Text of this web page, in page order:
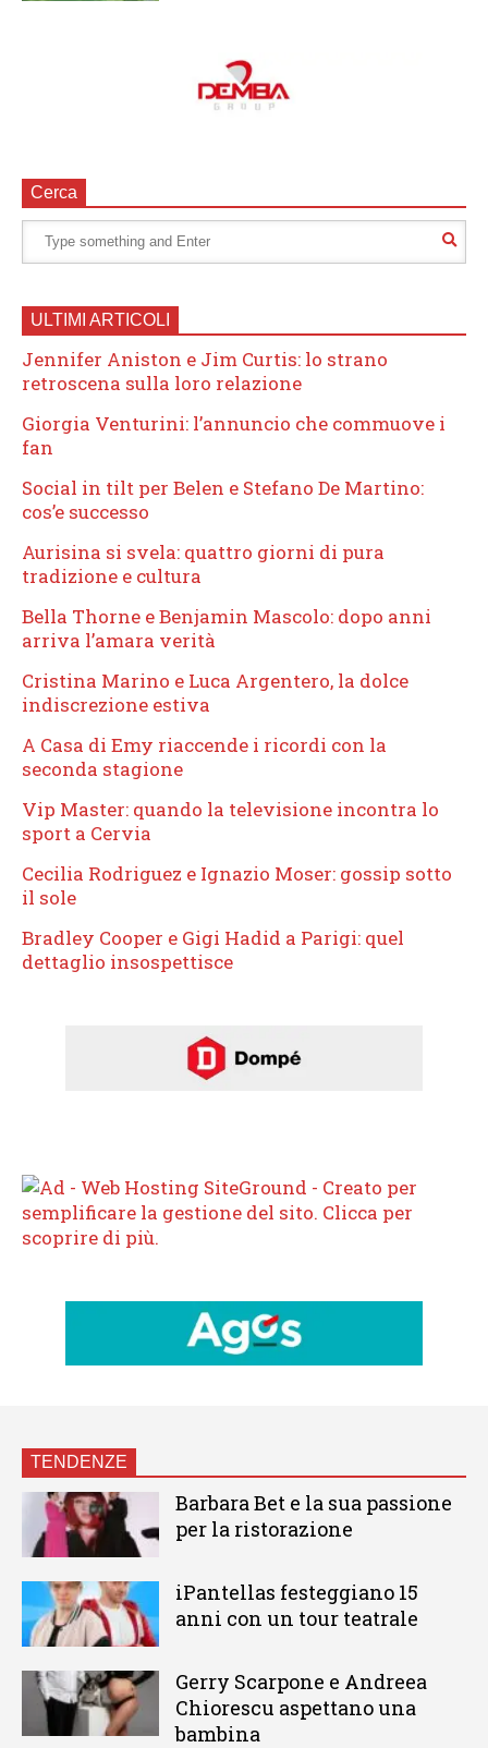
Cerca
ULTIMI ARTICOLI
Jennifer Aniston e Jim Curtis: lo strano
retroscena sulla loro relazione
Giorgia Venturini: l’annuncio che commuove i
fan
Social in tilt per Belen e Stefano De Martino:
cos’e successo
Aurisina si svela: quattro giorni di pura
tradizione e cultura
Bella Thorne e Benjamin Mascolo: dopo anni
arriva l’amara verità
Cristina Marino e Luca Argentero, la dolce
indiscrezione estiva
A Casa di Emy riaccende i ricordi con la
seconda stagione
Vip Master: quando la televisione incontra lo
sport a Cervia
Cecilia Rodriguez e Ignazio Moser: gossip sotto
il sole
Bradley Cooper e Gigi Hadid a Parigi: quel
dettaglio insospettisce
TENDENZE
Barbara Bet e la sua passione
per la ristorazione
iPantellas festeggiano 15
anni con un tour teatrale
Gerry Scarpone e Andreea
Chiorescu aspettano una
bambina